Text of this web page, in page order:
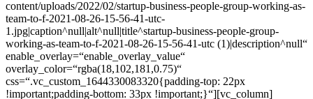
content/uploads/2022/02/startup-business-people-group-working-as-
team-to-f-2021-08-26-15-56-41-utc-
1.jpg|caption^null|alt^null|title^startup-business-people-group-
working-as-team-to-f-2021-08-26-15-56-41-utc (1)|description^null“
enable_overlay=“enable_overlay_value“
overlay_color=“rgba(18,102,181,0.75)“
css=“.vc_custom_1644330083320{padding-top: 22px
!important;padding-bottom: 33px !important;}“][vc_column]